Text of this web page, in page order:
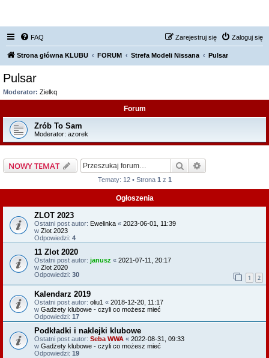
FAQ Zaloguj się
Zarejestruj się
Strona główna KLUBU FORUM Strefa Modeli Nissana Pulsar
Pulsar
Moderator: Zielkq
Forum
Zrób To Sam
Moderator: azorek
NOWY TEMAT Szukaj
Tematy: 12 • Strona 1 z 1
Ogłoszenia
ZLOT 2023
Ostatni post autor: Ewelinka « 2023-06-01, 11:39
w Zlot 2023
Odpowiedzi: 4
11 Zlot 2020
Ostatni post autor: janusz « 2021-07-11, 20:17
w Zlot 2020
Odpowiedzi: 30 1 2
Kalendarz 2019
Ostatni post autor: oliu1 « 2018-12-20, 11:17
w Gadżety klubowe - czyli co możesz mieć
Odpowiedzi: 17
Podkładki i naklejki klubowe
Ostatni post autor: Seba WWA « 2022-08-31, 09:33
w Gadżety klubowe - czyli co możesz mieć
Odpowiedzi: 19